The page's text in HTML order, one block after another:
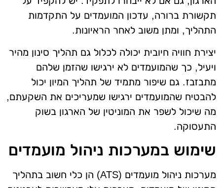
תקשורת ברורה, עדכון המועמדים על התקדמות
התהליך, ומתן משוב לאחר הראיונות.
יצירת חוויה חיובית יכולה לכלול גם תהליך סינון מהיר
ויעיל, כך שהמועמדים לא ירגישו שהזמן שלהם
מתבזבז. גם שיפור מתמיד של תהליך המיון יכול
להבטיח שהמועמדים ירגישו שמעריכים את השקעתם,
מה שיכול לשפר את המוניטין של הארגון בשוק
התעסוקה.
שימוש במערכות ניהול מועמדים
מערכות ניהול מועמדים (ATS) הן כלי חשוב בתהליך